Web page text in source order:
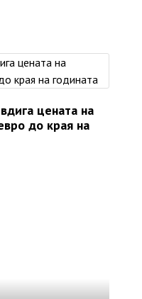
цената на
до края на